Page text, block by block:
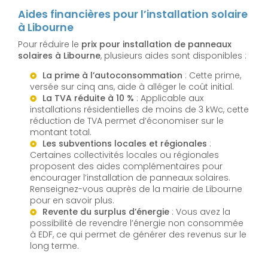
Aides financières pour l’installation solaire
à Libourne
Pour réduire le prix pour installation de panneaux
solaires à Libourne, plusieurs aides sont disponibles :
La prime à l’autoconsommation : Cette prime,
versée sur cinq ans, aide à alléger le coût initial.
La TVA réduite à 10 % : Applicable aux
installations résidentielles de moins de 3 kWc, cette
réduction de TVA permet d’économiser sur le
montant total.
Les subventions locales et régionales :
Certaines collectivités locales ou régionales
proposent des aides complémentaires pour
encourager l’installation de panneaux solaires.
Renseignez-vous auprès de la mairie de Libourne
pour en savoir plus.
Revente du surplus d’énergie : Vous avez la
possibilité de revendre l’énergie non consommée
à EDF, ce qui permet de générer des revenus sur le
long terme.